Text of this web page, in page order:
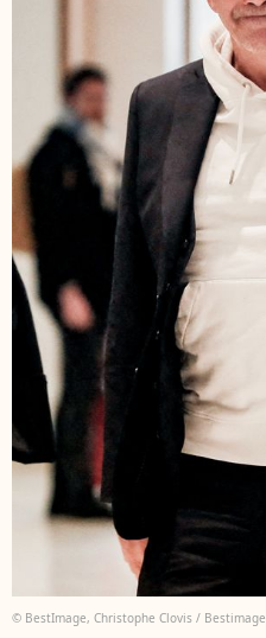
© BestImage, Christophe Clovis / Bestimage